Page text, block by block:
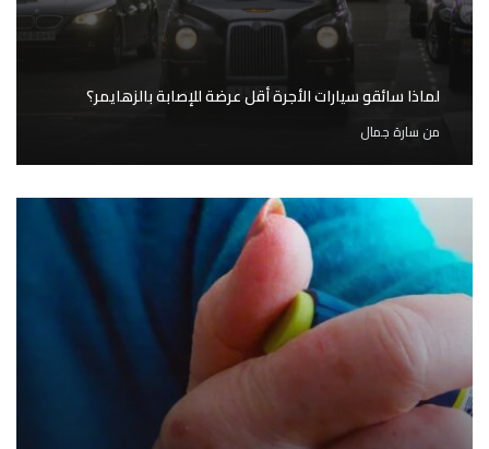
لماذا سائقو سيارات الأجرة أقل عرضة للإصابة بالزهايمر؟
من سارة جمال